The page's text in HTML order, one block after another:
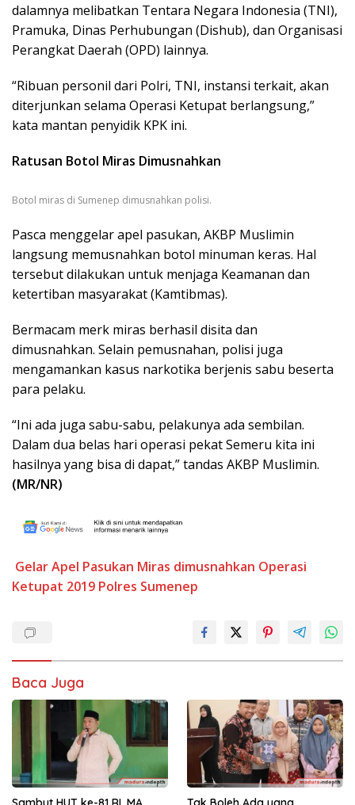
dalamnya melibatkan Tentara Negara Indonesia (TNI),
Pramuka, Dinas Perhubungan (Dishub), dan Organisasi
Perangkat Daerah (OPD) lainnya.
“Ribuan personil dari Polri, TNI, instansi terkait, akan
diterjunkan selama Operasi Ketupat berlangsung,”
kata mantan penyidik KPK ini.
Ratusan Botol Miras Dimusnahkan
Botol miras di Sumenep dimusnahkan polisi.
Pasca menggelar apel pasukan, AKBP Muslimin
langsung memusnahkan botol minuman keras. Hal
tersebut dilakukan untuk menjaga Keamanan dan
ketertiban masyarakat (Kamtibmas).
Bermacam merk miras berhasil disita dan
dimusnahkan. Selain pemusnahan, polisi juga
mengamankan kasus narkotika berjenis sabu beserta
para pelaku.
“Ini ada juga sabu-sabu, pelakunya ada sembilan.
Dalam dua belas hari operasi pekat Semeru kita ini
hasilnya yang bisa di dapat,” tandas AKBP Muslimin.
(MR/NR)
Gelar Apel Pasukan Miras dimusnahkan Operasi
Ketupat 2019 Polres Sumenep
Baca Juga